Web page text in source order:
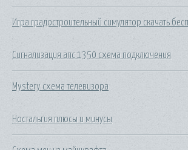
Игра градостроительный симулятор скачать
Сигнализация апс 1350 схема подключения
Mystery схема телевизора
Ностальгия плюсы и минусы